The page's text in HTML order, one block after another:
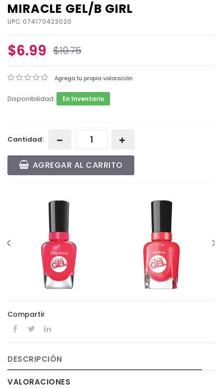
MIRACLE GEL/B GIRL
UPC:074170423020
$6.99 $10.75
Agrega tu propia valoración
Disponibilidad: En Inventario
Cantidad:
AGREGAR AL CARRITO
Compartir
DESCRIPCIÓN
VALORACIONES